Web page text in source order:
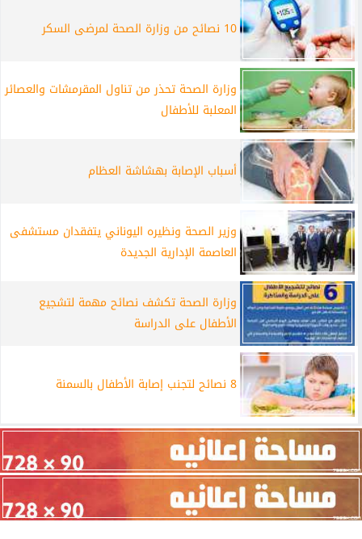
10 نصائح من وزارة الصحة لمرضى السكر
وزارة الصحة تحذر من تناول المقرمشات والعصائر
المعلبة للأطفال
أسباب الإصابة بهشاشة العظام
وزير الصحة ونظيره اليوناني يتفقدان مستشفى
العاصمة الإدارية الجديدة
وزارة الصحة تكشف نصائح مهمة لتشجيع
الأطفال على الدراسة
8 نصائح لتجنب إصابة الأطفال بالسمنة